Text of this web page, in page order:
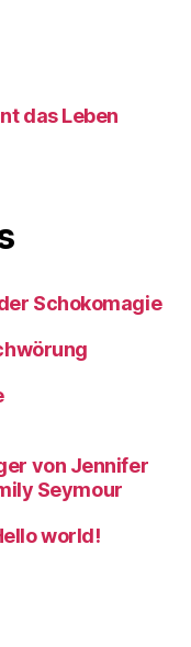
das Leben
Schokomagie
von Jennifer
Seymour
world!